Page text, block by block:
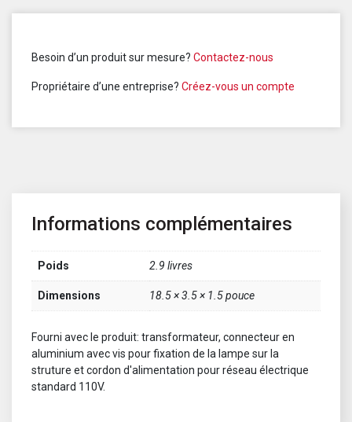
Besoin d’un produit sur mesure? Contactez-nous
Propriétaire d’une entreprise? Créez-vous un compte
Informations complémentaires
Poids 2.9 livres
Dimensions 18.5 × 3.5 × 1.5 pouce
Fourni avec le produit: transformateur, connecteur en
aluminium avec vis pour fixation de la lampe sur la
struture et cordon d'alimentation pour réseau électrique
standard 110V.